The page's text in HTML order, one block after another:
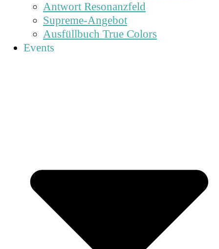
Antwort Resonanzfeld
Supreme-Angebot
Ausfüllbuch True Colors
Events